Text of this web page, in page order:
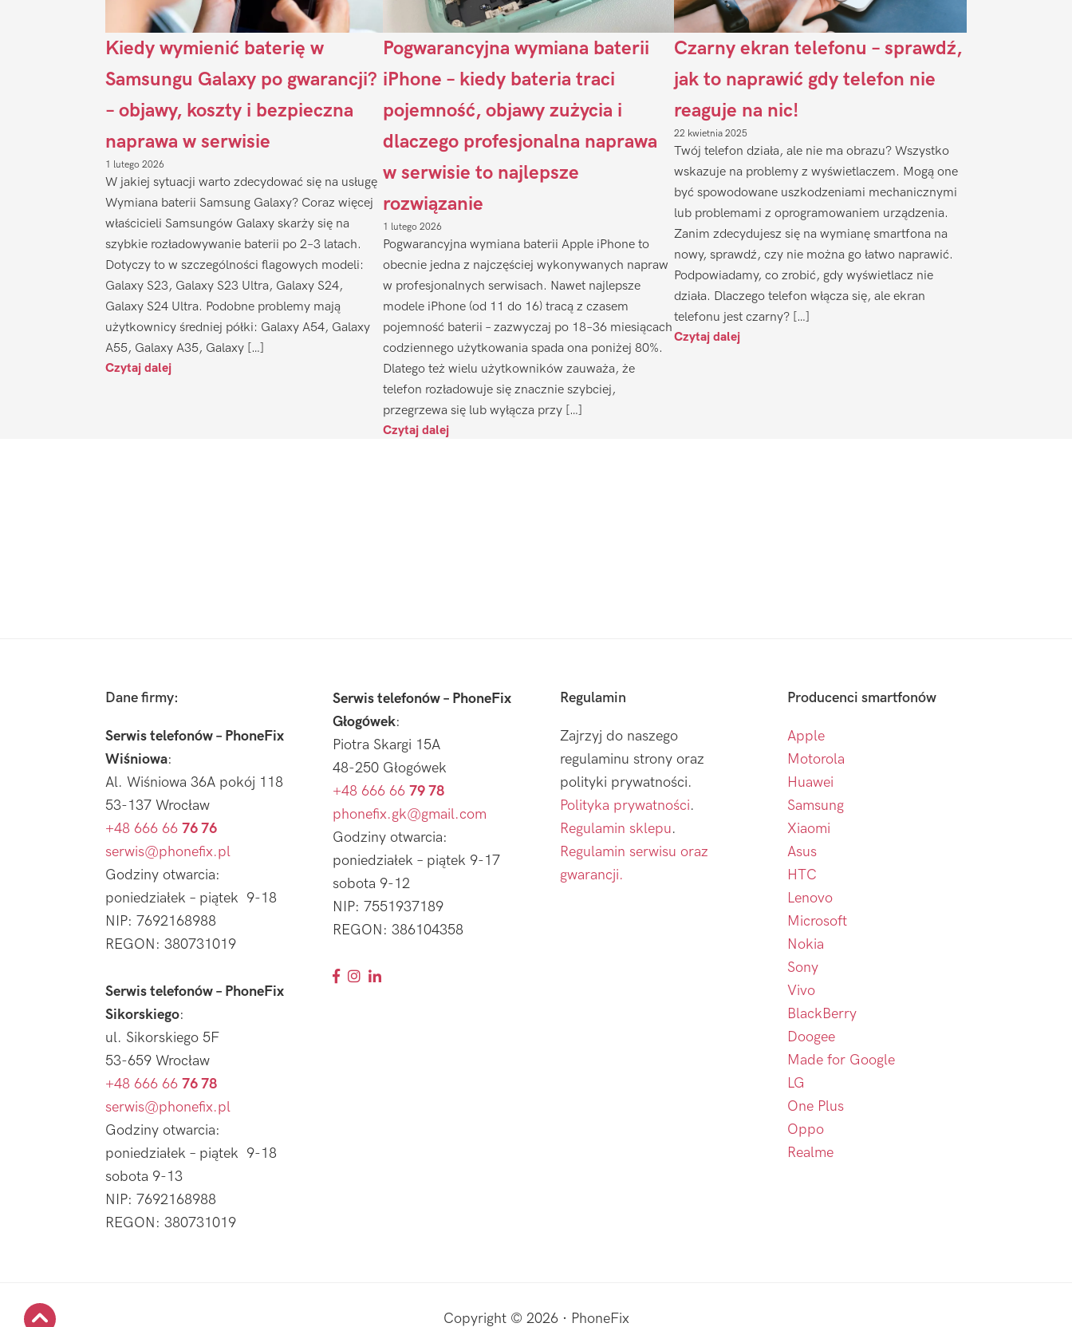
Kiedy wymienić baterię w
Samsungu Galaxy po gwarancji?
– objawy, koszty i bezpieczna
naprawa w serwisie
1 lutego 2026
W jakiej sytuacji warto zdecydować się na usługę
Wymiana baterii Samsung Galaxy? Coraz więcej
właścicieli Samsungów Galaxy skarży się na
szybkie rozładowywanie baterii po 2–3 latach.
Dotyczy to w szczególności flagowych modeli:
Galaxy S23, Galaxy S23 Ultra, Galaxy S24,
Galaxy S24 Ultra. Podobne problemy mają
użytkownicy średniej półki: Galaxy A54, Galaxy
A55, Galaxy A35, Galaxy […]
Czytaj dalej
Pogwarancyjna wymiana baterii
iPhone – kiedy bateria traci
pojemność, objawy zużycia i
dlaczego profesjonalna naprawa
w serwisie to najlepsze
rozwiązanie
1 lutego 2026
Pogwarancyjna wymiana baterii Apple iPhone to
obecnie jedna z najczęściej wykonywanych napraw
w profesjonalnych serwisach. Nawet najlepsze
modele iPhone (od 11 do 16) tracą z czasem
pojemność baterii – zazwyczaj po 18–36 miesiącach
codziennego użytkowania spada ona poniżej 80%.
Dlatego też wielu użytkowników zauważa, że
telefon rozładowuje się znacznie szybciej,
przegrzewa się lub wyłącza przy […]
Czytaj dalej
Czarny ekran telefonu – sprawdź,
jak to naprawić gdy telefon nie
reaguje na nic!
22 kwietnia 2025
Twój telefon działa, ale nie ma obrazu? Wszystko
wskazuje na problemy z wyświetlaczem. Mogą one
być spowodowane uszkodzeniami mechanicznymi
lub problemami z oprogramowaniem urządzenia.
Zanim zdecydujesz się na wymianę smartfona na
nowy, sprawdź, czy nie można go łatwo naprawić.
Podpowiadamy, co zrobić, gdy wyświetlacz nie
działa. Dlaczego telefon włącza się, ale ekran
telefonu jest czarny? […]
Czytaj dalej
Dane firmy:
Serwis telefonów – PhoneFix
Wiśniowa:
Al. Wiśniowa 36A pokój 118
53-137 Wrocław
+48 666 66 76 76
serwis@phonefix.pl
Godziny otwarcia:
poniedziałek – piątek 9-18
NIP: 7692168988
REGON: 380731019
Serwis telefonów – PhoneFix
Sikorskiego:
ul. Sikorskiego 5F
53-659 Wrocław
+48 666 66 76 78
serwis@phonefix.pl
Godziny otwarcia:
poniedziałek – piątek 9-18
sobota 9-13
NIP: 7692168988
REGON: 380731019
Serwis telefonów – PhoneFix
Głogówek:
Piotra Skargi 15A
48-250 Głogówek
+48 666 66 79 78
phonefix.gk@gmail.com
Godziny otwarcia:
poniedziałek – piątek 9-17
sobota 9-12
NIP: 7551937189
REGON: 386104358
Regulamin
Zajrzyj do naszego
regulaminu strony oraz
polityki prywatności.
Polityka prywatności.
Regulamin sklepu.
Regulamin serwisu oraz
gwarancji.
Producenci smartfonów
Apple
Motorola
Huawei
Samsung
Xiaomi
Asus
HTC
Lenovo
Microsoft
Nokia
Sony
Vivo
BlackBerry
Doogee
Made for Google
LG
One Plus
Oppo
Realme
Copyright © 2026 · PhoneFix